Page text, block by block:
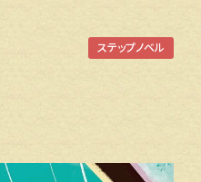
ステップノベル